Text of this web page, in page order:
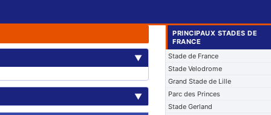
▼
▼
PRINCIPAUX STADES DE
FRANCE
Stade de France
Stade Velodrome
Grand Stade de Lille
Parc des Princes
Stade Gerland